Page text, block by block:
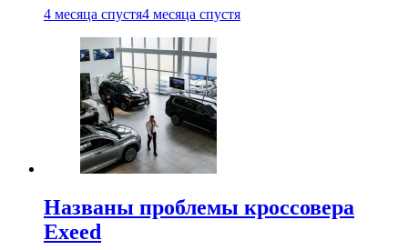
4 месяца спустя4 месяца спустя
Названы проблемы кроссовера
Exeed